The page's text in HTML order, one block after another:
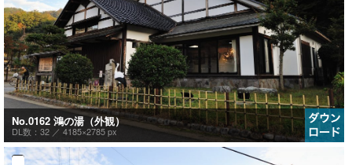
No.0162 鴻の湯（外観）
DL数：32 ／ 4185×2785 px